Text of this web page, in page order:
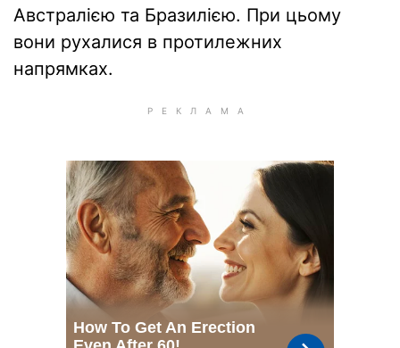
Австралією та Бразилією. При цьому
вони рухалися в протилежних
напрямках.